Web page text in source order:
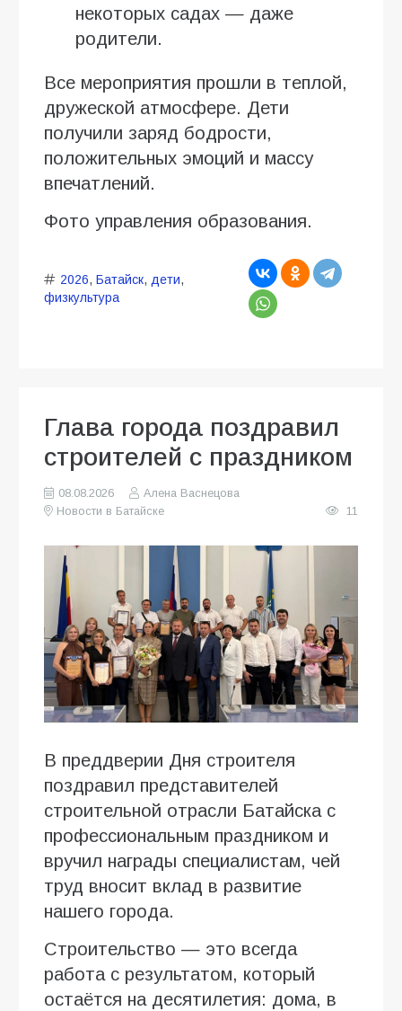
некоторых садах — даже
родители.
Все мероприятия прошли в теплой,
дружеской атмосфере. Дети
получили заряд бодрости,
положительных эмоций и массу
впечатлений.
Фото управления образования.
2026, Батайск, дети,
физкультура
Глава города поздравил
строителей с праздником
08.08.2026
Алена Васнецова
Новости в Батайске
11
В преддверии Дня строителя
поздравил представителей
строительной отрасли Батайска с
профессиональным праздником и
вручил награды специалистам, чей
труд вносит вклад в развитие
нашего города.
Строительство — это всегда
работа с результатом, который
остаётся на десятилетия: дома, в